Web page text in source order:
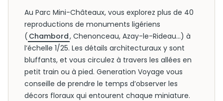
Au Parc Mini-Châteaux, vous explorez plus de 40
reproductions de monuments ligériens
( Chambord, Chenonceau, Azay-le-Rideau…) à
l’échelle 1/25. Les détails architecturaux y sont
bluffants, et vous circulez à travers les allées en
petit train ou à pied. Generation Voyage vous
conseille de prendre le temps d’observer les
décors floraux qui entourent chaque miniature.